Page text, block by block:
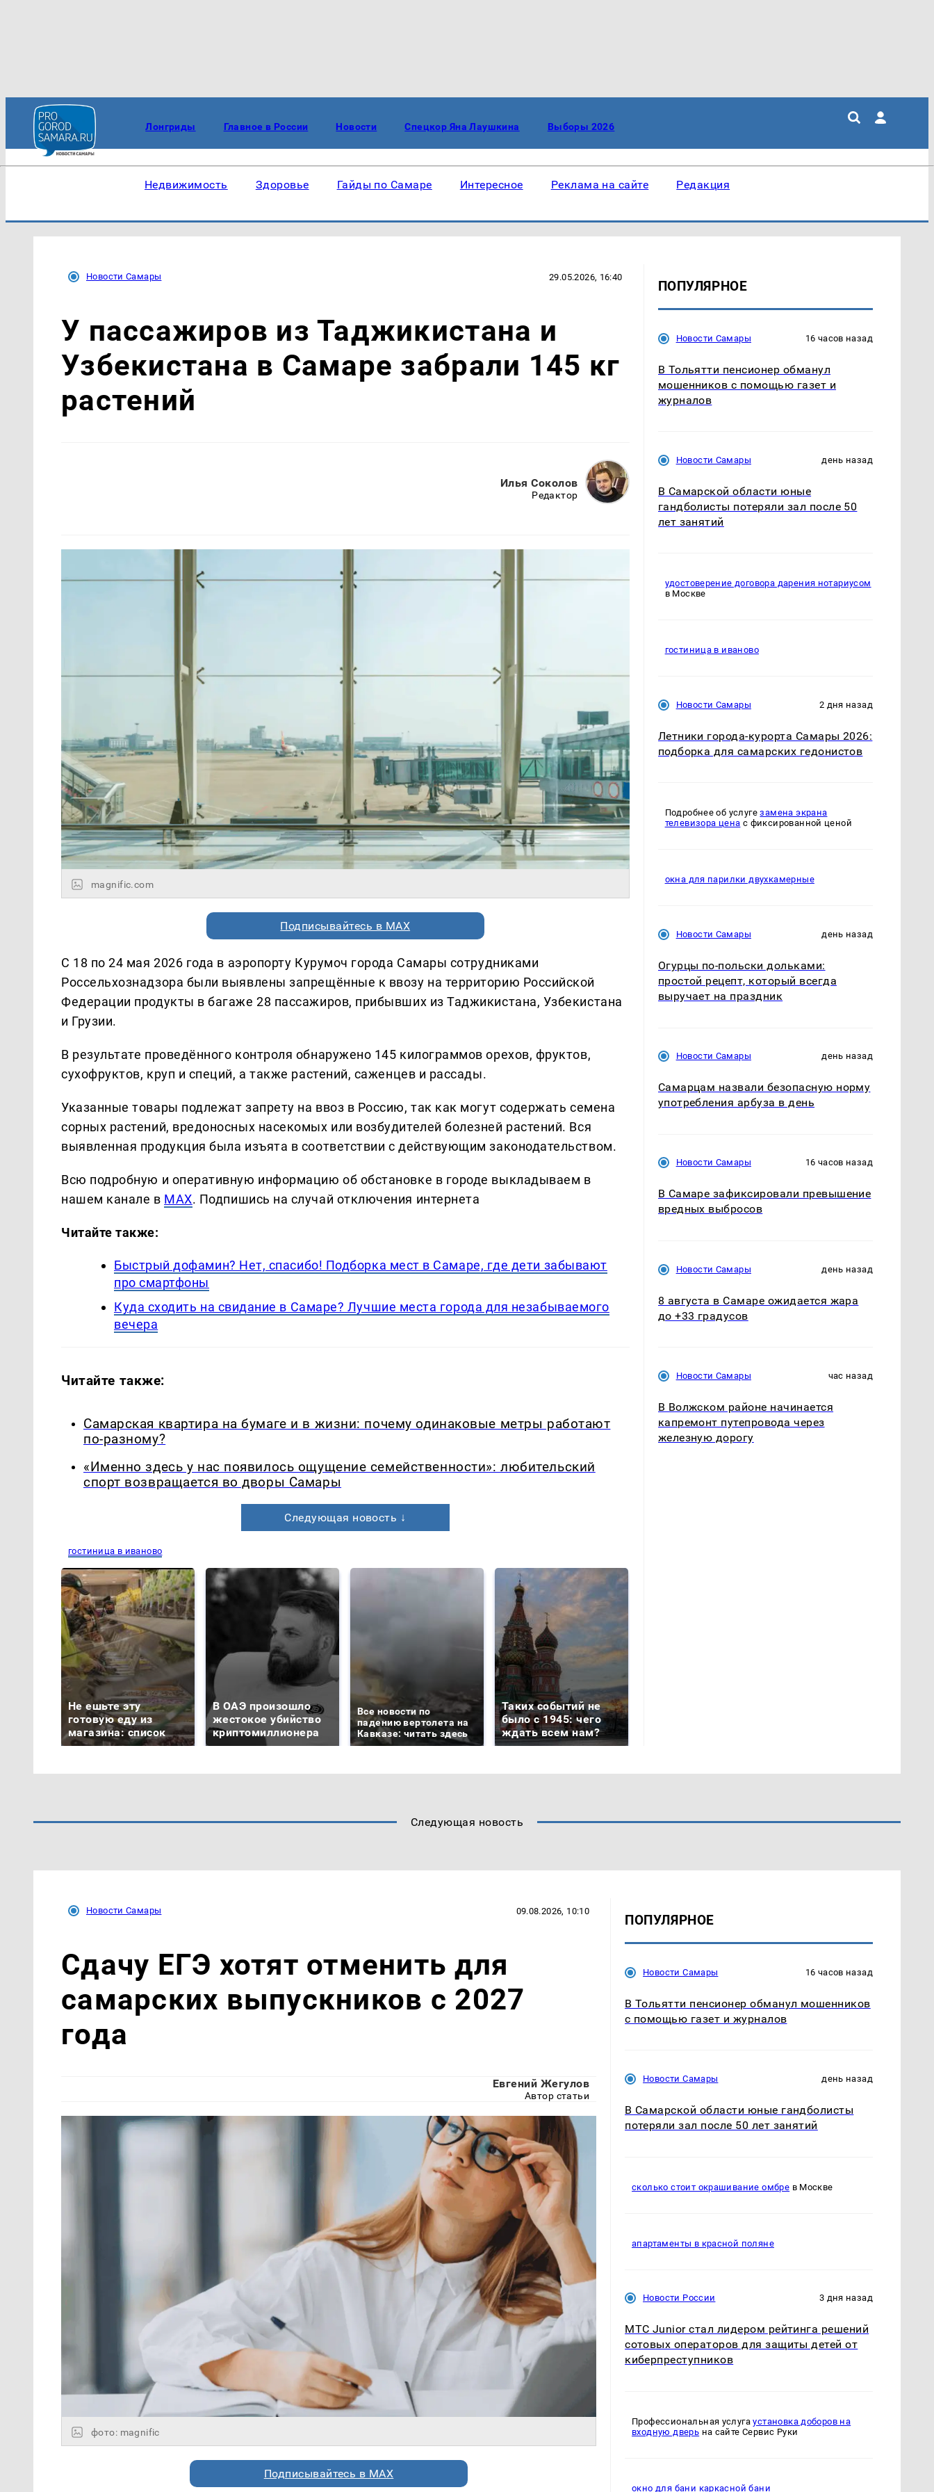
Лонгриды Главное в России Новости Спецкор Яна Лаушкина Выборы 2026
Недвижимость Здоровье Гайды по Самаре Интересное Реклама на сайте Редакция
Новости Самары 29.05.2026, 16:40
У пассажиров из Таджикистана и
Узбекистана в Самаре забрали 145 кг
растений
Илья Соколов
Редактор
magnific.com
Подписывайтесь в MAX
С 18 по 24 мая 2026 года в аэропорту Курумоч города Самары сотрудниками
Россельхознадзора были выявлены запрещённые к ввозу на территорию Российской
Федерации продукты в багаже 28 пассажиров, прибывших из Таджикистана, Узбекистана
и Грузии.
В результате проведённого контроля обнаружено 145 килограммов орехов, фруктов,
сухофруктов, круп и специй, а также растений, саженцев и рассады.
Указанные товары подлежат запрету на ввоз в Россию, так как могут содержать семена
сорных растений, вредоносных насекомых или возбудителей болезней растений. Вся
выявленная продукция была изъята в соответствии с действующим законодательством.
Всю подробную и оперативную информацию об обстановке в городе выкладываем в
нашем канале в MAX. Подпишись на случай отключения интернета
Читайте также:
Быстрый дофамин? Нет, спасибо! Подборка мест в Самаре, где дети забывают
про смартфоны
Куда сходить на свидание в Самаре? Лучшие места города для незабываемого
вечера
Читайте также:
Самарская квартира на бумаге и в жизни: почему одинаковые метры работают
по-разному?
«Именно здесь у нас появилось ощущение семейственности»: любительский
спорт возвращается во дворы Самары
Следующая новость ↓
гостиница в иваново
Не ешьте эту
готовую еду из
магазина: список
В ОАЭ произошло
жестокое убийство
криптомиллионера
Все новости по
падению вертолета на
Кавказе: читать здесь
Таких событий не
было с 1945: чего
ждать всем нам?
ПОПУЛЯРНОЕ
Новости Самары 16 часов назад
В Тольятти пенсионер обманул
мошенников с помощью газет и
журналов
Новости Самары день назад
В Самарской области юные
гандболисты потеряли зал после 50
лет занятий
удостоверение договора дарения нотариусом
в Москве
гостиница в иваново
Новости Самары 2 дня назад
Летники города-курорта Самары 2026:
подборка для самарских гедонистов
Подробнее об услугезамена экрана
телевизора цена с фиксированной ценой
окна для парилки двухкамерные
Новости Самары день назад
Огурцы по‑польски дольками:
простой рецепт, который всегда
выручает на праздник
Новости Самары день назад
Самарцам назвали безопасную норму
употребления арбуза в день
Новости Самары 16 часов назад
В Самаре зафиксировали превышение
вредных выбросов
Новости Самары день назад
8 августа в Самаре ожидается жара
до +33 градусов
Новости Самары час назад
В Волжском районе начинается
капремонт путепровода через
железную дорогу
Следующая новость
Новости Самары 09.08.2026, 10:10
Сдачу ЕГЭ хотят отменить для
самарских выпускников с 2027
года
Евгений Жегулов
Автор статьи
фото: magnific
Подписывайтесь в MAX
ПОПУЛЯРНОЕ
Новости Самары 16 часов назад
В Тольятти пенсионер обманул мошенников
с помощью газет и журналов
Новости Самары день назад
В Самарской области юные гандболисты
потеряли зал после 50 лет занятий
сколько стоит окрашивание омбре в Москве
апартаменты в красной поляне
Новости России 3 дня назад
МТС Junior стал лидером рейтинга решений
сотовых операторов для защиты детей от
киберпреступников
Профессиональная услугаустановка доборов на
входную дверь на сайте Сервис Руки
окно для бани каркасной бани